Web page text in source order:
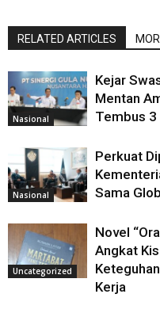
RELATED ARTICLES
Nasional
Kejar
Mentan
Tembus
Nasional
Perkuat
Sama
Uncategorized
Novel
Angkat
Kerja